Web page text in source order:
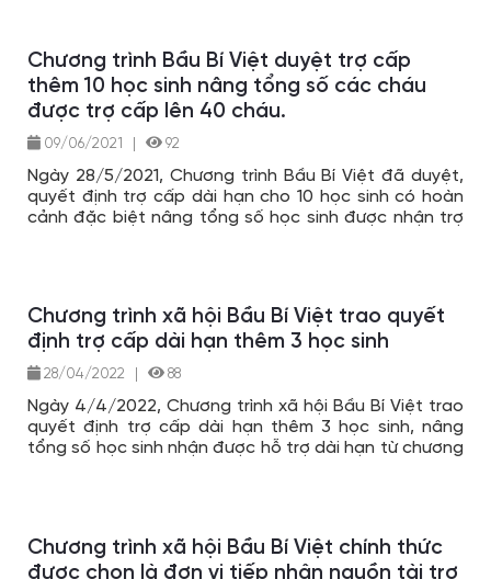
Chương trình Bầu Bí Việt duyệt trợ cấp
thêm 10 học sinh nâng tổng số các cháu
được trợ cấp lên 40 cháu.
09/06/2021 92
Ngày 28/5/2021, Chương trình Bầu Bí Việt đã duyệt,
quyết định trợ cấp dài hạn cho 10 học sinh có hoàn
cảnh đặc biệt nâng tổng số học sinh được nhận trợ
Chương trình xã hội Bầu Bí Việt trao quyết
định trợ cấp dài hạn thêm 3 học sinh
28/04/2022 88
Ngày 4/4/2022, Chương trình xã hội Bầu Bí Việt trao
quyết định trợ cấp dài hạn thêm 3 học sinh, nâng
tổng số học sinh nhận được hỗ trợ dài hạn từ chương
Chương trình xã hội Bầu Bí Việt chính thức
được chọn là đơn vị tiếp nhận nguồn tài trợ